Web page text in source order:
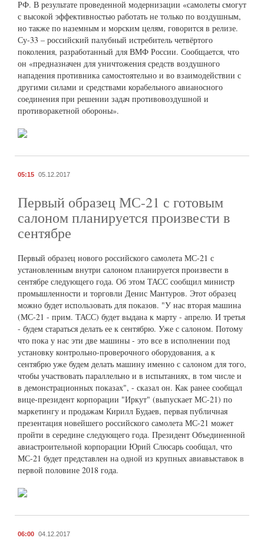
РФ. В результате проведенной модернизации «самолеты смогут
с высокой эффективностью работать не только по воздушным,
но также по наземным и морским целям, говорится в релизе.
Су-33 – российский палубный истребитель четвёртого
поколения, разработанный для ВМФ России. Сообщается, что
он «предназначен для уничтожения средств воздушного
нападения противника самостоятельно и во взаимодействии с
другими силами и средствами корабельного авианосного
соединения при решении задач противовоздушной и
противоракетной обороны».
05:15 05.12.2017
Первый образец МС-21 с готовым
салоном планируется произвести в
сентябре
Первый образец нового российского самолета МС-21 с
установленным внутри салоном планируется произвести в
сентябре следующего года. Об этом ТАСС сообщил министр
промышленности и торговли Денис Мантуров. Этот образец
можно будет использовать для показов. "У нас вторая машина
(МС-21 - прим. ТАСС) будет выдана к марту - апрелю. И третья
- будем стараться делать ее к сентябрю. Уже с салоном. Потому
что пока у нас эти две машины - это все в исполнении под
установку контрольно-проверочного оборудования, а к
сентябрю уже будем делать машину именно с салоном для того,
чтобы участвовать параллельно и в испытаниях, в том числе и
в демонстрационных показах", - сказал он. Как ранее сообщал
вице-президент корпорации "Иркут" (выпускает МС-21) по
маркетингу и продажам Кирилл Будаев, первая публичная
презентация новейшего российского самолета МС-21 может
пройти в середине следующего года. Президент Объединенной
авиастроительной корпорации Юрий Слюсарь сообщал, что
МС-21 будет представлен на одной из крупных авиавыставок в
первой половине 2018 года.
06:00 04.12.2017